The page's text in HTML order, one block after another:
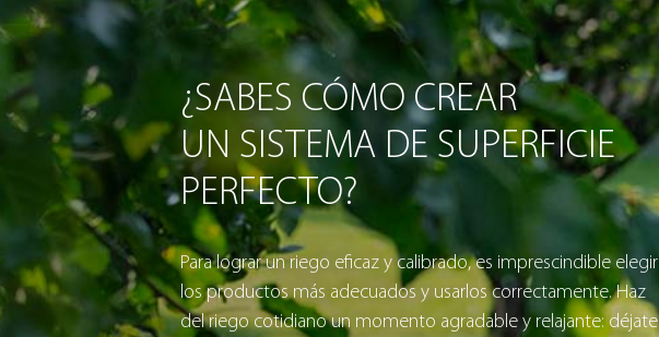
¿SABES CÓMO CREAR
UN SISTEMA DE SUPERFICIE
PERFECTO?
Para lograr un riego eficaz y calibrado, es imprescindible elegir
los productos más adecuados y usarlos correctamente. Haz
del riego cotidiano un momento agradable y relajante: déjate